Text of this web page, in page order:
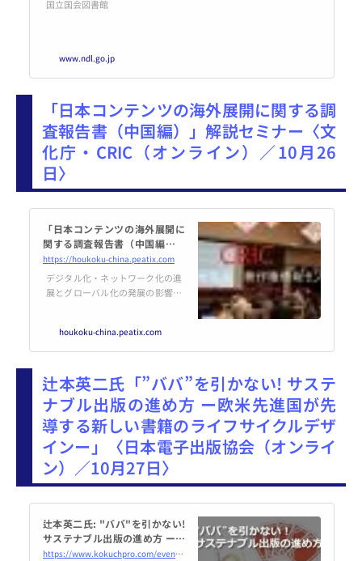
ry
国立国会図書館
www.ndl.go.jp
「日本コンテンツの海外展開に関する調
査報告書（中国編）」解説セミナー〈文
化庁・CRIC（オンライン）／10月26
日〉
「日本コンテンツの海外展開に
関する調査報告書（中国編）」
解説セミナー
https://houkoku-china.peatix.com
デジタル化・ネットワーク化の進
展とグローバル化の発展の影響に
世界各国で高い人気を博していま
す。その一方、海外ビジネスの
n a ticket.
houkoku-china.peatix.com
辻本英二氏「”ババ”を引かない! サステ
ナブル出版の進め方 ー欧米先進国が先
導する新しい書籍のライフサイクルデザ
インー」〈日本電子出版協会（オンライ
ン）／10月27日〉
辻本英二氏: "ババ"を引かない!
サステナブル出版の進め方 ー欧
米先進国が先導する新しい書籍
https://www.kokuchpro.com/event/jepa20221027/